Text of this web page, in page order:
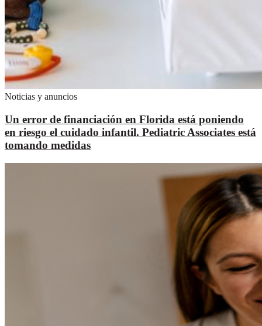
Noticias y anuncios
Un error de financiación en Florida está poniendo
en riesgo el cuidado infantil. Pediatric Associates está
tomando medidas